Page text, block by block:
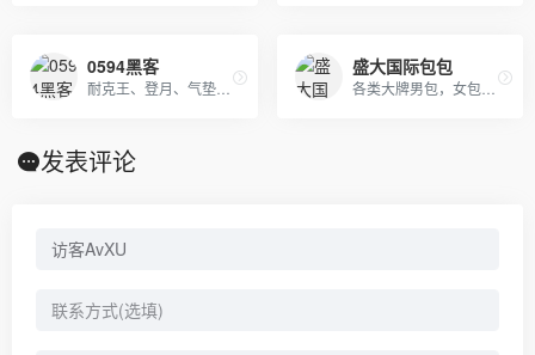
0594黑客 盛大国际包包
发表评论